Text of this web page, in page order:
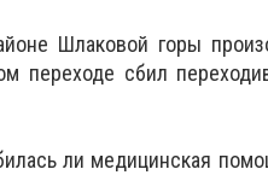
Шлаковой горы
переходе сбил
ли медицинская